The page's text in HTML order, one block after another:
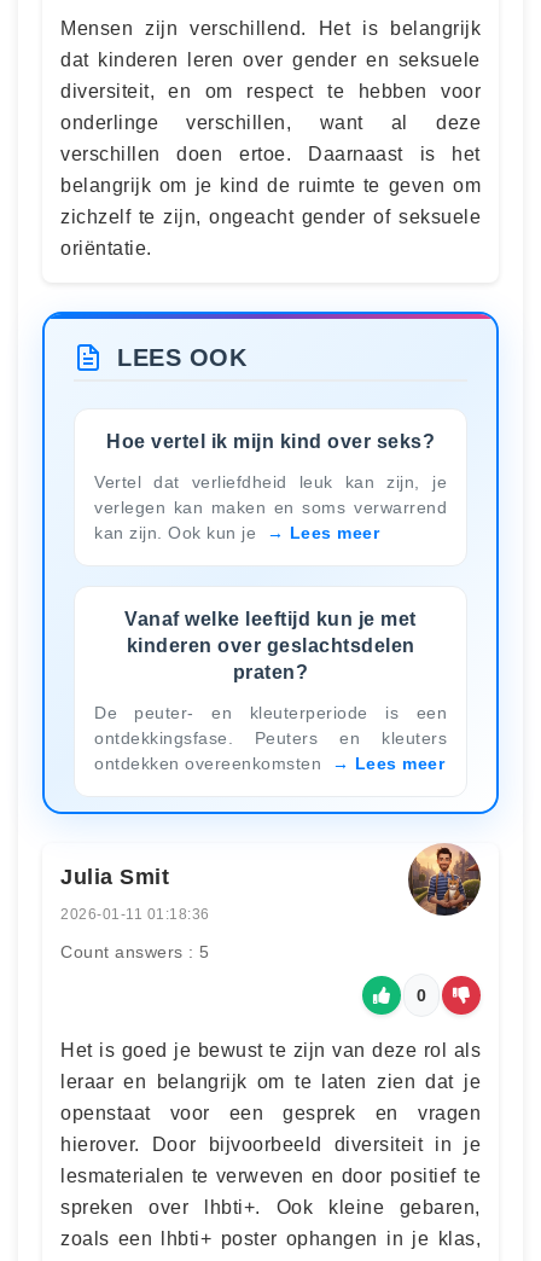
Mensen zijn verschillend. Het is belangrijk
dat kinderen leren over gender en seksuele
diversiteit, en om respect te hebben voor
onderlinge verschillen, want al deze
verschillen doen ertoe. Daarnaast is het
belangrijk om je kind de ruimte te geven om
zichzelf te zijn, ongeacht gender of seksuele
oriëntatie.
LEES OOK
Hoe vertel ik mijn kind over seks?
Vertel dat verliefdheid leuk kan zijn, je
verlegen kan maken en soms verwarrend
kan zijn. Ook kun je
Lees meer
Vanaf welke leeftijd kun je met
kinderen over geslachtsdelen
praten?
De peuter- en kleuterperiode is een
ontdekkingsfase. Peuters en kleuters
ontdekken overeenkomsten
Lees meer
Julia Smit
2026-01-11 01:18:36
Count answers : 5
0
Het is goed je bewust te zijn van deze rol als
leraar en belangrijk om te laten zien dat je
openstaat voor een gesprek en vragen
hierover. Door bijvoorbeeld diversiteit in je
lesmaterialen te verweven en door positief te
spreken over lhbti+. Ook kleine gebaren,
zoals een lhbti+ poster ophangen in je klas,